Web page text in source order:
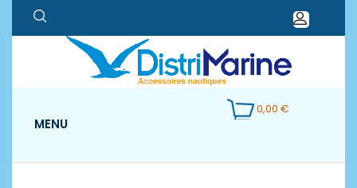
0,00 €
MENU